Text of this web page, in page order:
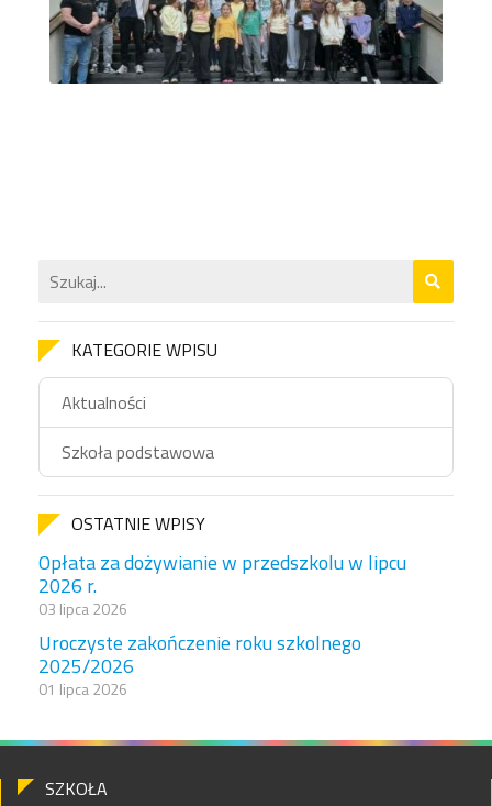
KATEGORIE WPISU
Aktualności
Szkoła podstawowa
OSTATNIE WPISY
Opłata za dożywianie w przedszkolu w lipcu
2026 r.
03 lipca 2026
Uroczyste zakończenie roku szkolnego
2025/2026
01 lipca 2026
SZKOŁA